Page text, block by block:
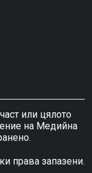
или цялото
на Медийна
права запазени.